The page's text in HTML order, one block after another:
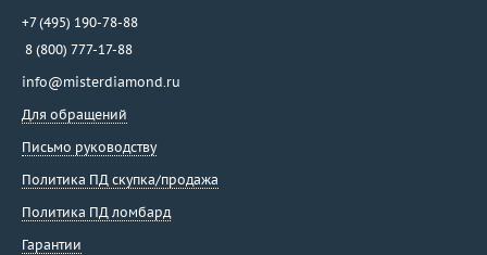
+7 (495) 190-78-88
8 (800) 777-17-88
info@misterdiamond.ru
Для обращений
Письмо руководству
Политика ПД скупка/продажа
Политика ПД ломбард
Гарантии